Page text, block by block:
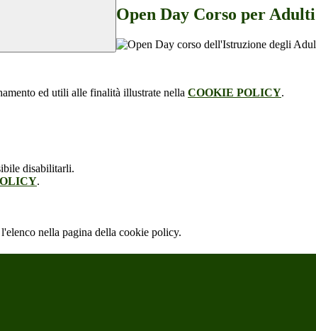
Open Day Corso per Adulti
ed utili alle finalità illustrate nella COOKIE POLICY.
disabilitarli.
.
nella pagina della cookie policy.